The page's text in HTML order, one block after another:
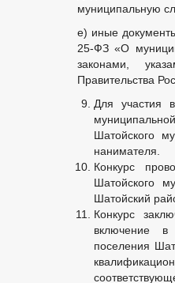
муниципальную
е) иные
25-ФЗ «О
законами,
Правительства
Для участия
Шатойского
нанимателя.
Конкурс
Шатойского
Шатойский
Конкурс
включение в
поселения